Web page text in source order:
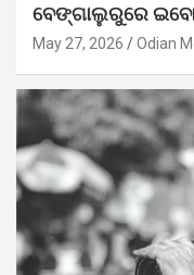
ବେଙ୍ଗାଲୁରୁରେ
May 27, 2026 Odian